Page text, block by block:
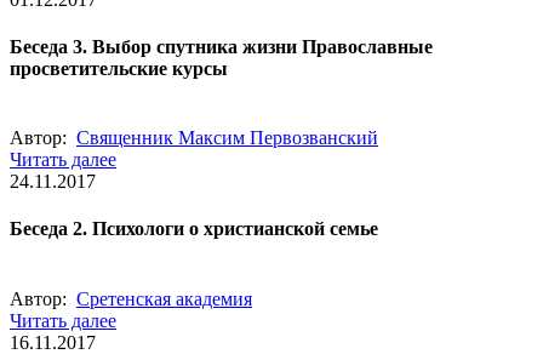
Беседа 3. Выбор спутника жизни Православные
просветительские курсы
Автор: Священник Максим Первозванский
Читать далее
24.11.2017
Беседа 2. Психологи о христианской семье
Автор: Сретенская академия
Читать далее
16.11.2017